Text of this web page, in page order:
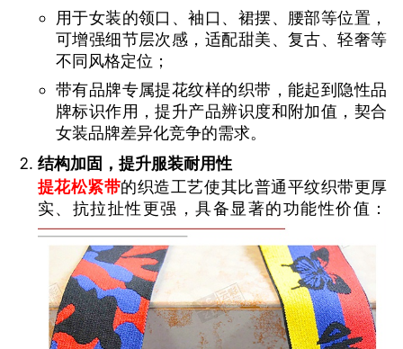
用于女装的领口、袖口、裙摆、腰部等位置，
可增强细节层次感，适配甜美、复古、轻奢等
不同风格定位；
带有品牌专属提花纹样的织带，能起到隐性品
牌标识作用，提升产品辨识度和附加值，契合
女装品牌差异化竞争的需求。
结构加固，提升服装耐用性
提花松紧带的织造工艺使其比普通平纹织带更厚
实、抗拉扯性更强，具备显著的功能性价值：